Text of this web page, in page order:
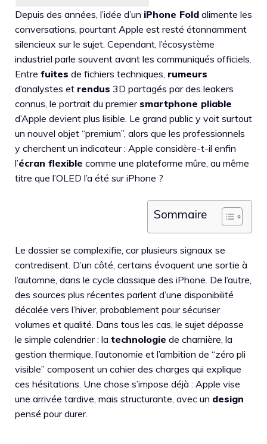
Depuis des années, l’idée d’un iPhone Fold alimente les
conversations, pourtant Apple est resté étonnamment
silencieux sur le sujet. Cependant, l’écosystème
industriel parle souvent avant les communiqués officiels.
Entre fuites de fichiers techniques, rumeurs
d’analystes et rendus 3D partagés par des leakers
connus, le portrait du premier smartphone pliable
d’Apple devient plus lisible. Le grand public y voit surtout
un nouvel objet “premium”, alors que les professionnels
y cherchent un indicateur : Apple considère-t-il enfin
l’écran flexible comme une plateforme mûre, au même
titre que l’OLED l’a été sur iPhone ?
Sommaire
Le dossier se complexifie, car plusieurs signaux se
contredisent. D’un côté, certains évoquent une sortie à
l’automne, dans le cycle classique des iPhone. De l’autre,
des sources plus récentes parlent d’une disponibilité
décalée vers l’hiver, probablement pour sécuriser
volumes et qualité. Dans tous les cas, le sujet dépasse
le simple calendrier : la technologie de charnière, la
gestion thermique, l’autonomie et l’ambition de “zéro pli
visible” composent un cahier des charges qui explique
ces hésitations. Une chose s’impose déjà : Apple vise
une arrivée tardive, mais structurante, avec un design
pensé pour durer.